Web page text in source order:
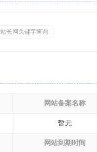
站长网关键字查询
网站备案名称
暂无
网站到期时间